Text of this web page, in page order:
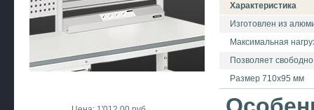
Характеристика
Изготовлен из
Максимальная
Позволяет
Размер 710х95 мм